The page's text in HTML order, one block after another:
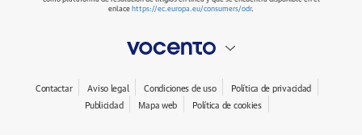
enlace https://ec.europa.eu/consumers/odr.
Contactar Aviso legal Condiciones de uso
Política de privacidad
Publicidad
Mapa web Política de cookies